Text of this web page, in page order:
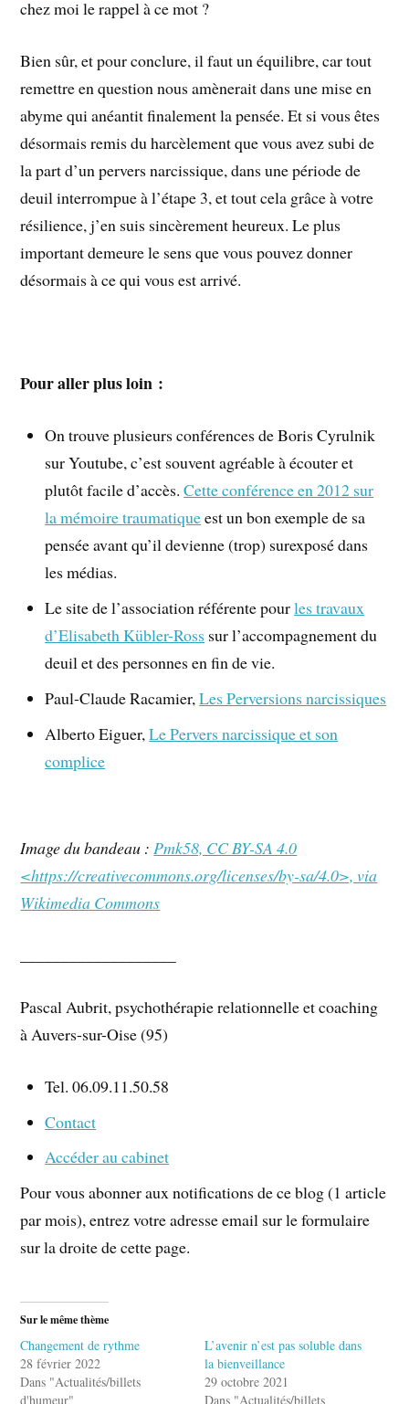
chez moi le rappel à ce mot ?
Bien sûr, et pour conclure, il faut un équilibre, car tout
remettre en question nous amènerait dans une mise en
abyme qui anéantit finalement la pensée. Et si vous êtes
désormais remis du harcèlement que vous avez subi de
la part d’un pervers narcissique, dans une période de
deuil interrompue à l’étape 3, et tout cela grâce à votre
résilience, j’en suis sincèrement heureux. Le plus
important demeure le sens que vous pouvez donner
désormais à ce qui vous est arrivé.
Pour aller plus loin :
On trouve plusieurs conférences de Boris Cyrulnik
sur Youtube, c’est souvent agréable à écouter et
plutôt facile d’accès.Cette conférence en 2012 sur
la mémoire traumatiqueest un bon exemple de sa
pensée avant qu’il devienne (trop) surexposé dans
les médias.
Le site de l’association référente pourles travaux
d’Elisabeth Kübler-Ross sur l’accompagnement du
deuil et des personnes en fin de vie.
Paul-Claude Racamier,Les Perversions narcissiques
Alberto Eiguer,Le Pervers narcissique et son
complice
Image du bandeau :Pmk58, CC BY-SA 4.0
<https://creativecommons.org/licenses/by-sa/4.0>, via
Wikimedia Commons
Pascal Aubrit, psychothérapie relationnelle et coaching
à Auvers-sur-Oise (95)
Tel. 06.09.11.50.58
Contact
Accéder au cabinet
Pour vous abonner aux notifications de ce blog (1 article
par mois), entrez votre adresse email sur le formulaire
sur la droite de cette page.
Sur le même thème
Changement de rythme
28 février 2022
Dans "Actualités/billets
d'humeur"
L’avenir n’est pas soluble dans
la bienveillance
29 octobre 2021
Dans "Actualités/billets